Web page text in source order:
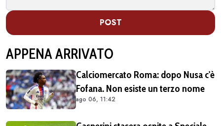
POST
APPENA ARRIVATO
Calciomercato Roma: dopo Nusa c'è
Fofana. Non esiste un terzo nome
ago 06, 11:42